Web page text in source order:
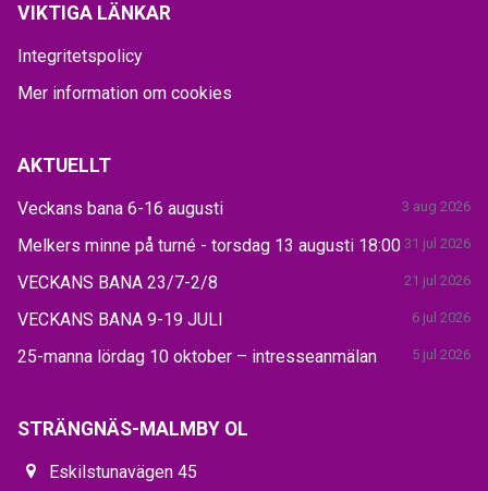
VIKTIGA LÄNKAR
Integritetspolicy
Mer information om cookies
AKTUELLT
Veckans bana 6-16 augusti 3 aug 2026
Melkers minne på turné - torsdag 13 augusti 18:00 31 jul 2026
VECKANS BANA 23/7-2/8 21 jul 2026
VECKANS BANA 9-19 JULI 6 jul 2026
25-manna lördag 10 oktober – intresseanmälan 5 jul 2026
STRÄNGNÄS-MALMBY OL
Eskilstunavägen 45